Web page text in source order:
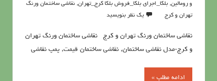
و رومالین, بلکا_اجرای بلکا_فروش بلکا کرج_تهران, نقاشي ساختمان ورنگ
تهران و کرج
یک نظر بنویسید
نقاشي ساختمان ورنگ تهران و کرج نقاشي ساختمان ورنگ تهران
و کرج-مدل نقاشی ساختمان, نقاشی ساختمان قیمت, پمپ نقاشی
ادامه مطلب »